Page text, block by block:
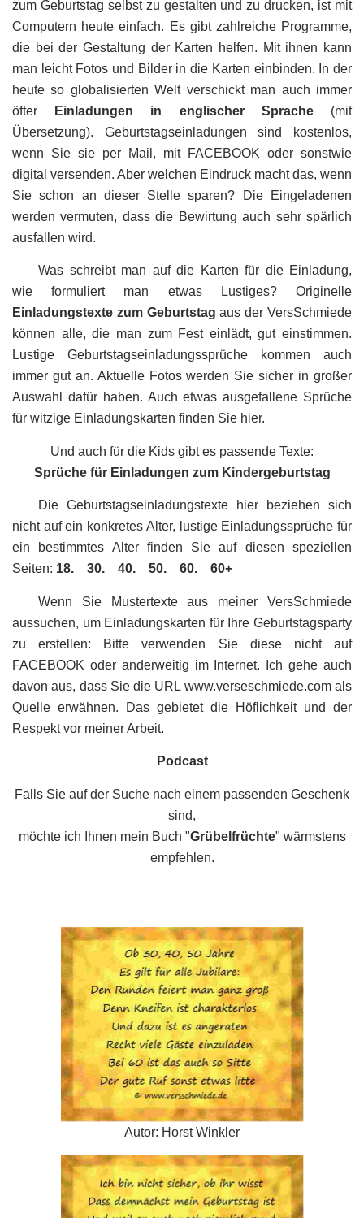
zum Geburtstag selbst zu gestalten und zu drucken, ist mit
Computern heute einfach. Es gibt zahlreiche Programme,
die bei der Gestaltung der Karten helfen. Mit ihnen kann
man leicht Fotos und Bilder in die Karten einbinden. In der
heute so globalisierten Welt verschickt man auch immer
öfter
Einladungen in englischer Sprache(mit
Übersetzung). Geburtstagseinladungen sind kostenlos,
wenn Sie sie per Mail, mit FACEBOOK oder sonstwie
digital versenden. Aber welchen Eindruck macht das, wenn
Sie schon an dieser Stelle sparen? Die Eingeladenen
werden vermuten, dass die Bewirtung auch sehr spärlich
ausfallen wird.
Was schreibt man auf die Karten für die Einladung,
wie formuliert man etwas Lustiges? Originelle
Einladungstexte zum Geburtstag aus der VersSchmiede
können alle, die man zum Fest einlädt, gut einstimmen.
Lustige Geburtstagseinladungssprüche kommen auch
immer gut an. Aktuelle Fotos werden Sie sicher in großer
Auswahl dafür haben. Auch etwas ausgefallene Sprüche
für witzige Einladungskarten finden Sie hier.
Und auch für die Kids gibt es passende Texte:
Sprüche für Einladungen zum Kindergeburtstag
Die Geburtstagseinladungstexte hier beziehen sich
nicht auf ein konkretes Alter, lustige Einladungssprüche für
ein bestimmtes Alter finden Sie auf diesen speziellen
Seiten: 18. 30. 40. 50. 60. 60+
Wenn Sie Mustertexte aus meiner VersSchmiede
aussuchen, um Einladungskarten für Ihre Geburtstagsparty
zu erstellen: Bitte verwenden Sie diese nicht auf
FACEBOOK oder anderweitig im Internet. Ich gehe auch
davon aus, dass Sie die URL www.verseschmiede.com als
Quelle erwähnen. Das gebietet die Höflichkeit und der
Respekt vor meiner Arbeit.
Podcast
Falls Sie auf der Suche nach einem passenden Geschenk
sind,
möchte ich Ihnen mein Buch "Grübelfrüchte" wärmstens
empfehlen.
Autor: Horst Winkler